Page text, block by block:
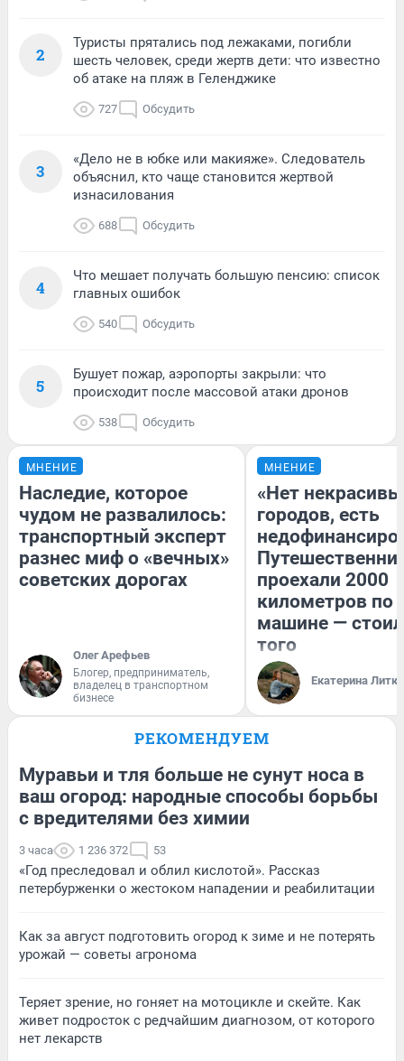
2
Туристы прятались под лежаками, погибли
шесть человек, среди жертв дети: что известно
об атаке на пляж в Геленджике
727 Обсудить
3
«Дело не в юбке или макияже». Следователь
объяснил, кто чаще становится жертвой
изнасилования
688 Обсудить
4
Что мешает получать большую пенсию: список
главных ошибок
540 Обсудить
5
Бушует пожар, аэропорты закрыли: что
происходит после массовой атаки дронов
538 Обсудить
МНЕНИЕ
Наследие, которое
чудом не развалилось:
транспортный эксперт
разнес миф о «вечных»
советских дорогах
Олег Арефьев
Блогер, предприниматель,
владелец в транспортном
бизнесе
МНЕНИЕ
«Нет
городов, есть
проехали 2000
километров по
машине —
того
Екатерина
РЕКОМЕНДУЕМ
Муравьи и тля больше не сунут носа в
ваш огород: народные способы борьбы
с вредителями без химии
3 часа 1 236 372 53
«Год преследовал и облил кислотой». Рассказ
петербурженки о жестоком нападении и реабилитации
Как за август подготовить огород к зиме и не потерять
урожай — советы агронома
Теряет зрение, но гоняет на мотоцикле и скейте. Как
живет подросток с редчайшим диагнозом, от которого
нет лекарств